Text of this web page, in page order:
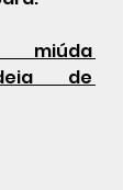
miúda
de